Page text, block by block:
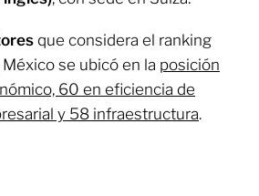
que considera el ranking
se ubicó en la posición
60 en eficiencia de
y 58 infraestructura.